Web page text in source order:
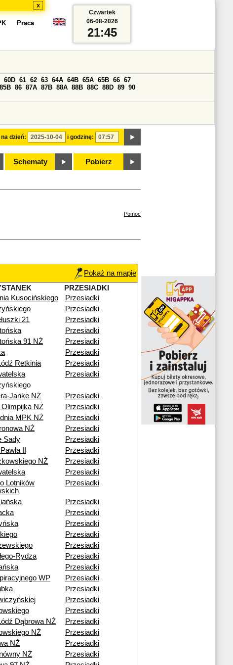
x
Praca
dzień: i godzinę:
60D 61 62 63 64A 64B 65A 65B 66 67
85B 86 87A 87B 88A 88B 88C 88D 89 90
Schematy Pobierz
Czwartek
06-08-2026
21:45
Pomoc
Pokaż na mapie
PRZESIADKI
Kusocińskiego
Przesiadki
Przesiadki
21
Przesiadki
Przesiadki
91 NŻ
Przesiadki
Przesiadki
Retkinia
Przesiadki
Przesiadki
Janke NŻ
Przesiadki
Olimpijka NŻ
Przesiadki
MPK NŻ
Przesiadki
NŻ
Przesiadki
Sady
Przesiadki
II
Przesiadki
NŻ
Przesiadki
Przesiadki
Lotników
Przesiadki
Przesiadki
Przesiadki
Przesiadki
Przesiadki
Przesiadki
Rydza
Przesiadki
Przesiadki
WP
Przesiadki
Przesiadki
Przesiadki
Przesiadki
Dąbrowa NŻ
Przesiadki
NŻ
Przesiadki
NŻ
Przesiadki
NŻ
Przesiadki